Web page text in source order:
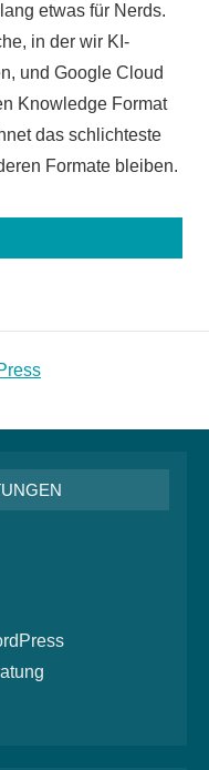
etwas für Nerds.
in der wir KI-
und Google Cloud
Knowledge Format
das schlichteste
Formate bleiben.